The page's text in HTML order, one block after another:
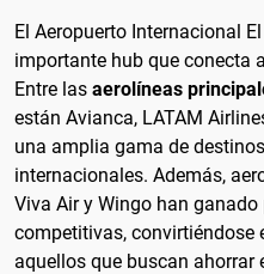
El Aeropuerto Internacional
importante hub que conecta
Entre las aerolíneas
están Avianca, LATAM
una amplia gama de
internacionales. Además,
Viva Air y Wingo han
competitivas, convirtiéndose
aquellos que buscan ahorrar